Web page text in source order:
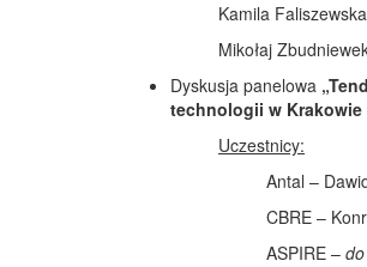
Kamila
Mikołaj
Dyskusja panelowa
technologii w Krakowie
Uczestnicy:
Antal –
CBRE –
ASPIRE –